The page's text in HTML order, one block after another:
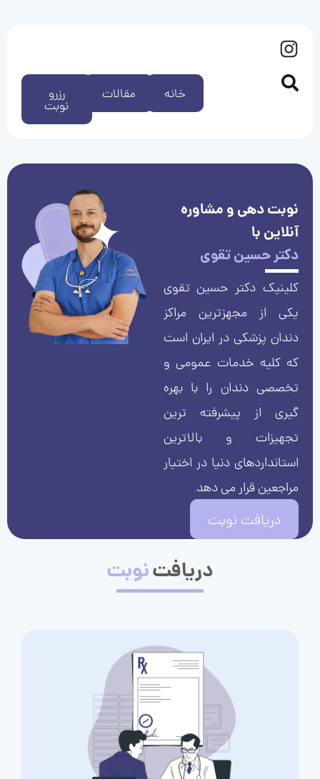
رزرو
نوبت
مقالات خانه
نوبت دهی و مشاوره
آنلاین با
دکتر حسین تقوی
کلینیک دکتر حسین تقوی
یکی از مجهزترین مراکز
دندان پزشکی در ایران است
که کلیه خدمات عمومی و
تخصصی دندان را با بهره
گیری از پیشرفته ترین
تجهیزات و بالاترین
استانداردهای دنیا در اختیار
مراجعین قرار می دهد.
دریافت نوبت
دریافتنوبت